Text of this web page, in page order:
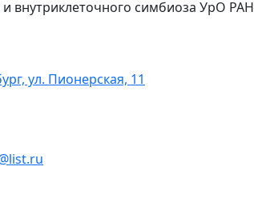
и внутриклеточного симбиоза УрО РАН
ул. Пионерская, 11